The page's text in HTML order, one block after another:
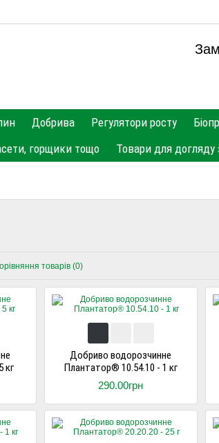
Добрива Регулятори росту
горщики тощо Товари для догляду
товарів (0)
кг
Добриво водорозчинне
Плантатор® 10.54.10 - 1 кг
290.00грн